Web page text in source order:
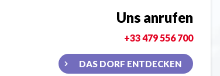
Uns anrufen
+33 479 556 700
DAS DORF ENTDECKEN